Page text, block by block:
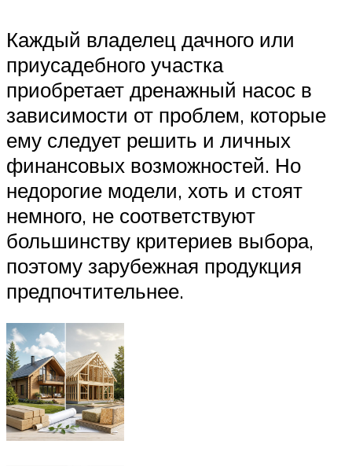
Каждый владелец дачного или
приусадебного участка
приобретает дренажный насос в
зависимости от проблем, которые
ему следует решить и личных
финансовых возможностей. Но
недорогие модели, хоть и стоят
немного, не соответствуют
большинству критериев выбора,
поэтому зарубежная продукция
предпочтительнее.